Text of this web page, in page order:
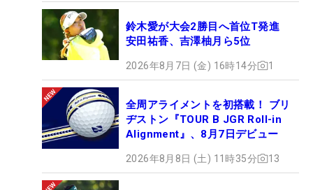
鈴木愛が大会2勝目へ首位T発進
安田祐香、吉澤柚月ら5位
2026年8月7日 (金) 16時14分 1
全周アライメントを初搭載！ ブリ
ヂストン『TOUR B JGR Roll-in
Alignment』、8月7日デビュー
2026年8月8日 (土) 11時35分 13